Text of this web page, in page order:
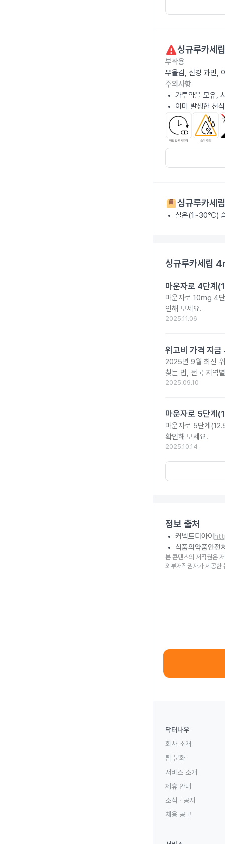
싱규루카세
부작용
우울감, 신경 과민,
주의사항
가루약을 모유,
이미 발생한 천
싱규루카세
실온(1~30℃)
싱규루카세립
마운자로 4단계
마운자로 10mg 4
인해 보세요.
2025.11.06
위고비 가격 지금
2025년 9월 최신
찾는 법, 전국 지역
2025.09.10
마운자로 5단계
마운자로 5단계
확인해 보세요.
2025.10.14
정보 출처
커넥트디아이
식품의약품안전
본 콘텐츠의 저작권은
외부저작권자가 제공한
닥터나우
회사 소개
팀 문화
서비스 소개
제휴 안내
소식 · 공지
채용 공고